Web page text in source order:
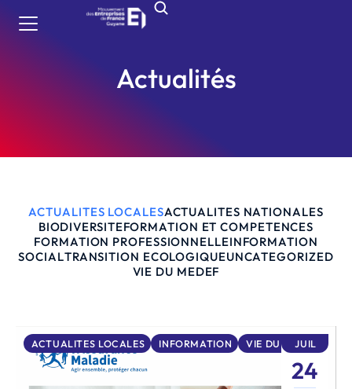
Actualités
ACTUALITES LOCALESACTUALITES NATIONALES
BIODIVERSITEFORMATION ET COMPETENCES
FORMATION PROFESSIONNELLEINFORMATION
SOCIALTRANSITION ECOLOGIQUEUNCATEGORIZED
VIE DU MEDEF
JUIL
24
ACTUALITES LOCALES INFORMATION VIE DU MEDEF